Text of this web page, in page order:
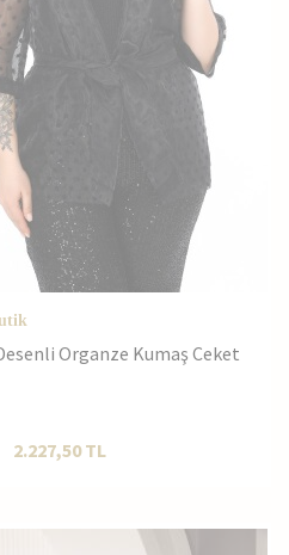
Organze Kumaş Ceket
2.227,50TL